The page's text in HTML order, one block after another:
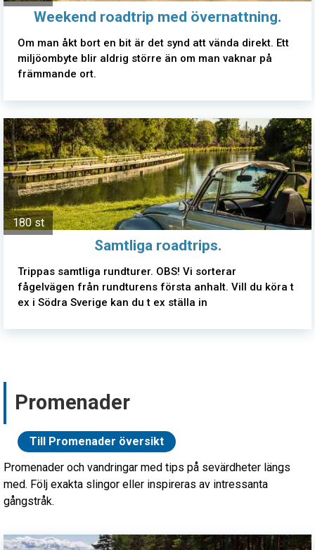
Weekend roadtrip med övernattning.
Om man åkt bort en bit är det synd att vända direkt. Ett
miljöombyte blir aldrig större än om man vaknar på
främmande ort.
180 st
Samtliga roadtrips.
Trippas samtliga rundturer. OBS! Vi sorterar
fågelvägen från rundturens första anhalt. Vill du köra t
ex i Södra Sverige kan du t ex ställa in
Promenader
Till Promenader översikt
Promenader och vandringar med tips på sevärdheter längs
med. Följ exakta slingor eller inspireras av intressanta
gångstråk.